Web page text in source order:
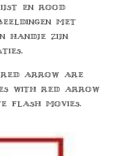
en rood
met
handje zijn
red arrow are
with red arrow
flash movies.